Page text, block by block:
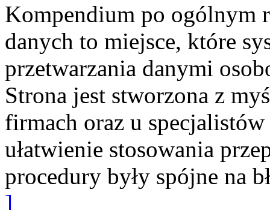
Kompendium po ogólnym
danych to miejsce, które
przetwarzania danymi
Strona jest stworzona z
firmach oraz u
ułatwienie stosowania
procedury były spójne na
]